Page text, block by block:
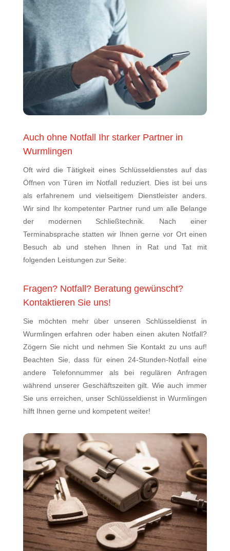
Auch ohne Notfall Ihr starker Partner in
Wurmlingen
Oft wird die Tätigkeit eines Schlüsseldienstes auf das
Öffnen von Türen im Notfall reduziert. Dies ist bei uns
als erfahrenem und vielseitigem Dienstleister anders.
Wir sind Ihr kompetenter Partner rund um alle Belange
der modernen Schließtechnik. Nach einer
Terminabsprache statten wir Ihnen gerne vor Ort einen
Besuch ab und stehen Ihnen in Rat und Tat mit
folgenden Leistungen zur Seite:
Fragen? Notfall? Beratung gewünscht?
Kontaktieren Sie uns!
Sie möchten mehr über unseren Schlüsseldienst in
Wurmlingen erfahren oder haben einen akuten Notfall?
Zögern Sie nicht und nehmen Sie Kontakt zu uns auf!
Beachten Sie, dass für einen 24-Stunden-Notfall eine
andere Telefonnummer als bei regulären Anfragen
während unserer Geschäftszeiten gilt. Wie auch immer
Sie uns erreichen, unser Schlüsseldienst in Wurmlingen
hilft Ihnen gerne und kompetent weiter!